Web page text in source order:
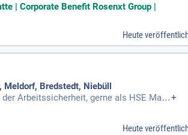
| Corporate Benefit Rosenxt Group |
Heute
Meldorf, Bredstedt, Niebüll
Arbeitssicherheit, gerne als HSE Man +
Heute